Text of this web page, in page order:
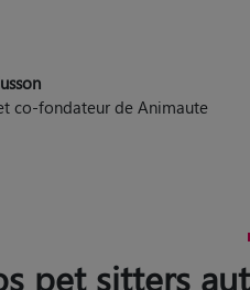
co-fondateur de Animaute
pet sitters